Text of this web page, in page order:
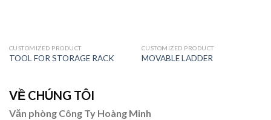
CUSTOMIZED PRODUCT
TOOL FOR STORAGE RACK
CUSTOMIZED PRODUCT
MOVABLE LADDER
VỀ CHÚNG TÔI
Văn phòng Công Ty Hoàng Minh